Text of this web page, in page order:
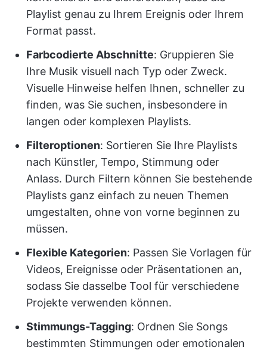
Playlist genau zu Ihrem Ereignis oder Ihrem
Format passt.
Farbcodierte Abschnitte: Gruppieren Sie
Ihre Musik visuell nach Typ oder Zweck.
Visuelle Hinweise helfen Ihnen, schneller zu
finden, was Sie suchen, insbesondere in
langen oder komplexen Playlists.
Filteroptionen: Sortieren Sie Ihre Playlists
nach Künstler, Tempo, Stimmung oder
Anlass. Durch Filtern können Sie bestehende
Playlists ganz einfach zu neuen Themen
umgestalten, ohne von vorne beginnen zu
müssen.
Flexible Kategorien: Passen Sie Vorlagen für
Videos, Ereignisse oder Präsentationen an,
sodass Sie dasselbe Tool für verschiedene
Projekte verwenden können.
Stimmungs-Tagging: Ordnen Sie Songs
bestimmten Stimmungen oder emotionalen